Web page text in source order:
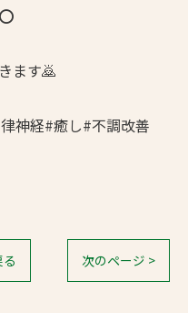
ます🙇
神経#癒し#不調改善
次のページ >